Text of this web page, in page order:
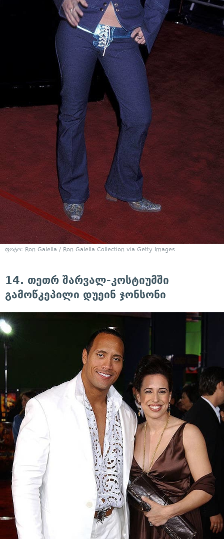
ფოტო: Ron Galella / Ron Galella Collection via Getty Images
14. თეთრ შარვალ-კოსტიუმში
გამოწკეპილი დუეინ ჯონსონი